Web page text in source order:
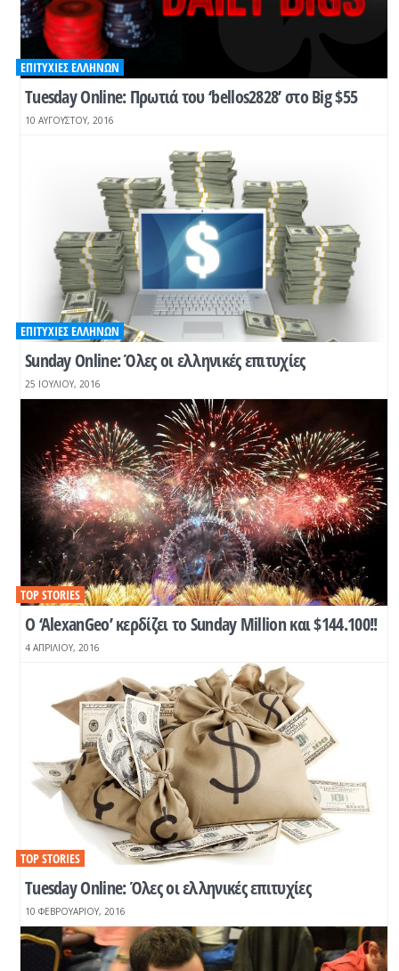
Tuesday Online: Πρωτιά του ‘bellos2828’ στο Big $55
ΕΠΙΤΥΧΊΕΣ ΕΛΛΉΝΩΝ
10 ΑΥΓΟΎΣΤΟΥ, 2016
Sunday Online: Όλες οι ελληνικές επιτυχίες
ΕΠΙΤΥΧΊΕΣ ΕΛΛΉΝΩΝ
25 ΙΟΥΛΊΟΥ, 2016
O ‘AlexanGeo’ κερδίζει το Sunday Million και $144.100!!
TOP STORIES
4 ΑΠΡΙΛΊΟΥ, 2016
Tuesday Online: Όλες οι ελληνικές επιτυχίες
TOP STORIES
10 ΦΕΒΡΟΥΑΡΊΟΥ, 2016